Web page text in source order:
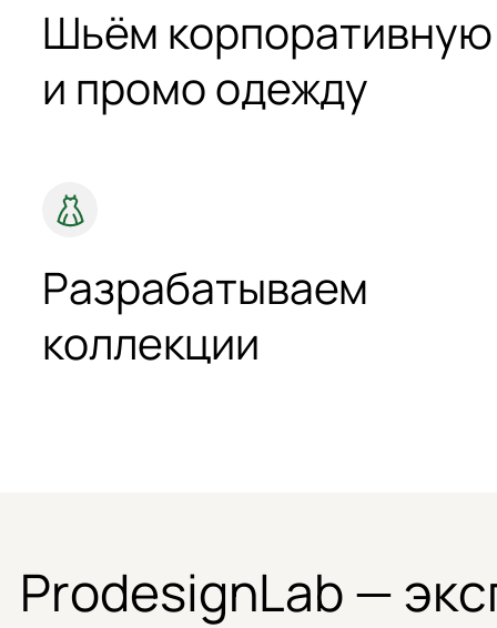
Шьём корпоративную
и промо одежду
Разрабатываем
коллекции
ProdesignLab —